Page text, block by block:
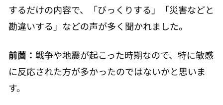
するだけの内容で、「びっくりする」「災害などと
勘違いする」などの声が多く聞かれました。
前薗：戦争や地震が起こった時期なので、特に敏感
に反応された方が多かったのではないかと思いま
す。